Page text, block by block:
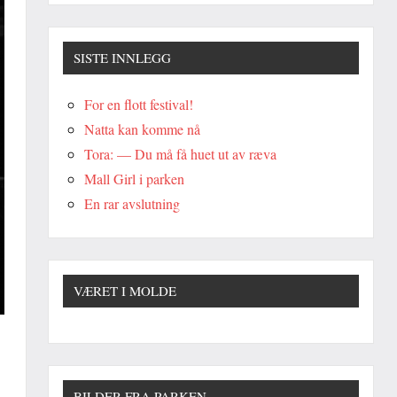
SISTE INNLEGG
For en flott festival!
Natta kan komme nå
Tora: — Du må få huet ut av ræva
Mall Girl i parken
En rar avslutning
VÆRET I MOLDE